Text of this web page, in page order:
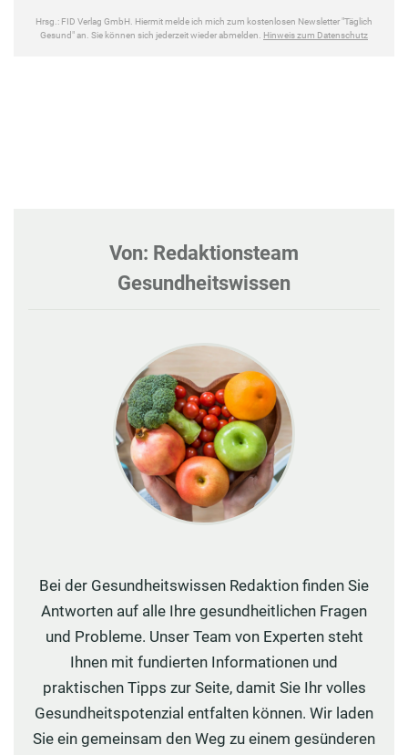
Von: Redaktionsteam
Gesundheitswissen
Bei der Gesundheitswissen Redaktion finden Sie
Antworten auf alle Ihre gesundheitlichen Fragen
und Probleme. Unser Team von Experten steht
Ihnen mit fundierten Informationen und
praktischen Tipps zur Seite, damit Sie Ihr volles
Gesundheitspotenzial entfalten können. Wir laden
Sie ein gemeinsam den Weg zu einem gesünderen